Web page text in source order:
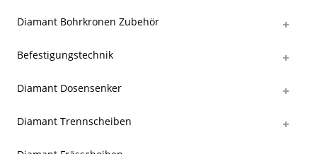
Diamant Bohrkronen Zubehör
Befestigungstechnik
Diamant Dosensenker
Diamant Trennscheiben